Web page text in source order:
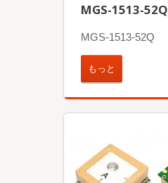
MGS-1513-52Q
MGS-1513-52Q
もっと